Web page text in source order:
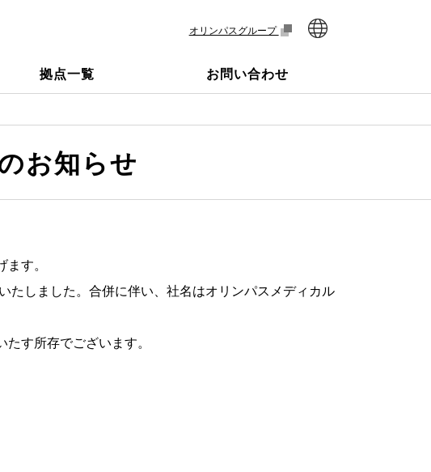
オリンパスグループ
拠点一覧 お問い合わせ
お知らせ
す。
たしました。合併に伴い、社名はオリンパスメディカル
す所存でございます。